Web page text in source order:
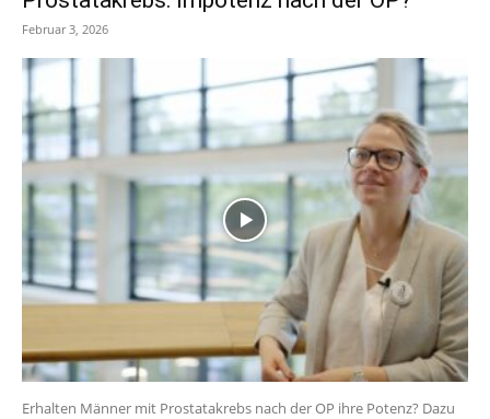
Februar 3, 2026
Erhalten Männer mit Prostatakrebs nach der OP ihre Potenz? Dazu